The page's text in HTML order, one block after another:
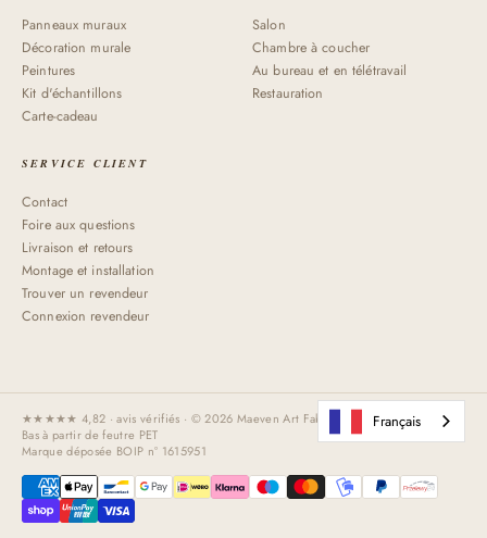
Panneaux muraux
Décoration murale
Peintures
Kit d'échantillons
Carte-cadeau
Salon
Chambre à coucher
Au bureau et en télétravail
Restauration
SERVICE CLIENT
Contact
Foire aux questions
Livraison et retours
Montage et installation
Trouver un revendeur
Connexion revendeur
★★★★★ 4,82 · avis vérifiés · © 2026 Maeven Art Fabriqué à la main aux Pays-
Bas à partir de feutre PET
Marque déposée BOIP n° 1615951
Français